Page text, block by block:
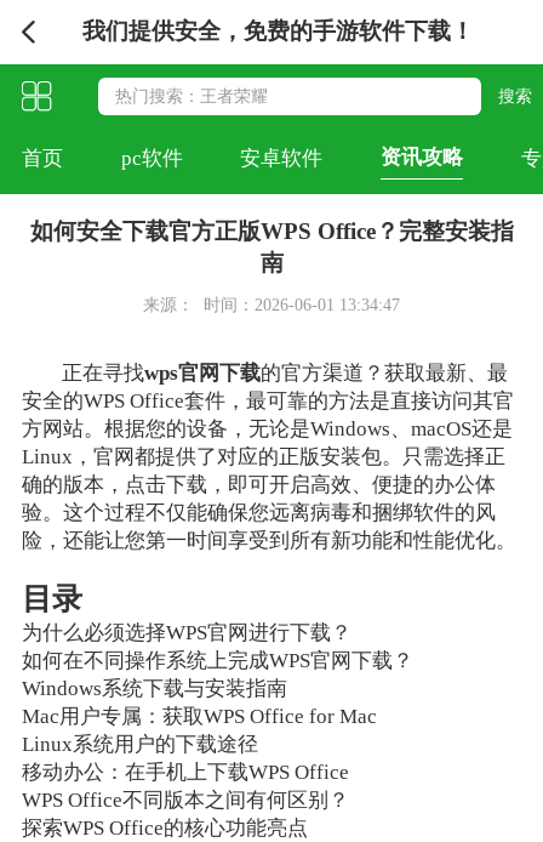
我们提供安全，免费的手游软件下载！
首页 pc软件 安卓软件 资讯攻略
如何安全下载官方正版WPS Office？完整安装指
南
来源： 时间：2026-06-01 13:34:47
正在寻找wps官网下载的官方渠道？获取最新、最
安全的WPS Office套件，最可靠的方法是直接访问其官
方网站。根据您的设备，无论是Windows、macOS还是
Linux，官网都提供了对应的正版安装包。只需选择正
确的版本，点击下载，即可开启高效、便捷的办公体
验。这个过程不仅能确保您远离病毒和捆绑软件的风
险，还能让您第一时间享受到所有新功能和性能优化。
目录
为什么必须选择WPS官网进行下载？
如何在不同操作系统上完成WPS官网下载？
Windows系统下载与安装指南
Mac用户专属：获取WPS Office for Mac
Linux系统用户的下载途径
移动办公：在手机上下载WPS Office
WPS Office不同版本之间有何区别？
探索WPS Office的核心功能亮点